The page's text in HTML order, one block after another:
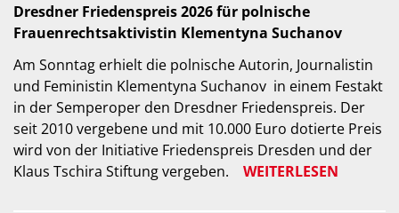
Dresdner Friedenspreis 2026 für polnische
Frauenrechtsaktivistin Klementyna Suchanov
Am Sonntag erhielt die polnische Autorin, Journalistin
und Feministin Klementyna Suchanov in einem Festakt
in der Semperoper den Dresdner Friedenspreis. Der
seit 2010 vergebene und mit 10.000 Euro dotierte Preis
wird von der Initiative Friedenspreis Dresden und der
Klaus Tschira Stiftung vergeben.
WEITERLESEN